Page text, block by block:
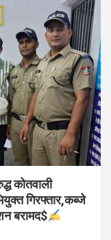
कोतवाली
गिरफ्तार,कब्जे
बरामद$